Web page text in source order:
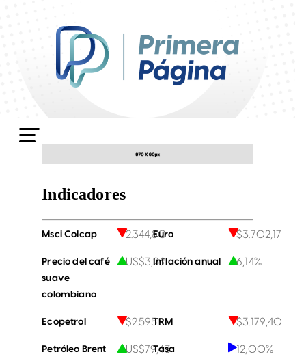
Indicadores
Msci Colcap 2.344,80
Euro $3.702,17
Precio del café
suave
colombiano
US$3,26Inflación anual 6,14%
Ecopetrol $2.595TRM $3.179,40
Petróleo Brent US$79,43
Tasa
12,00%